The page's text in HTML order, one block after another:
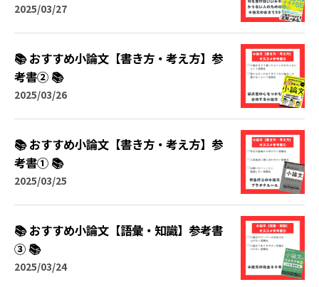
2025/03/27
📚 おすすめ小論文【書き方・考え方】参
考書② 📚
2025/03/26
📚 おすすめ小論文【書き方・考え方】参
考書① 📚
2025/03/25
📚 おすすめ小論文【語彙・知識】参考書
③ 📚
2025/03/24